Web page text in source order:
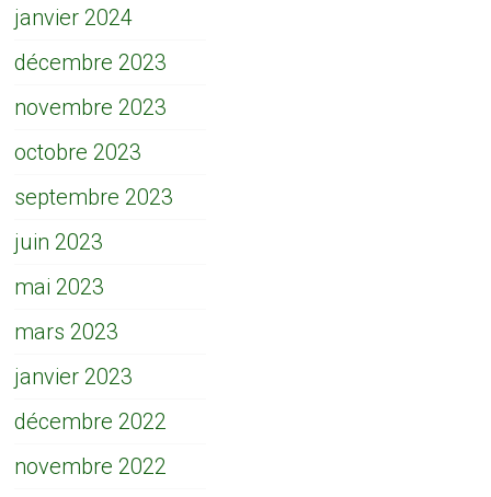
janvier 2024
décembre 2023
novembre 2023
octobre 2023
septembre 2023
juin 2023
mai 2023
mars 2023
janvier 2023
décembre 2022
novembre 2022